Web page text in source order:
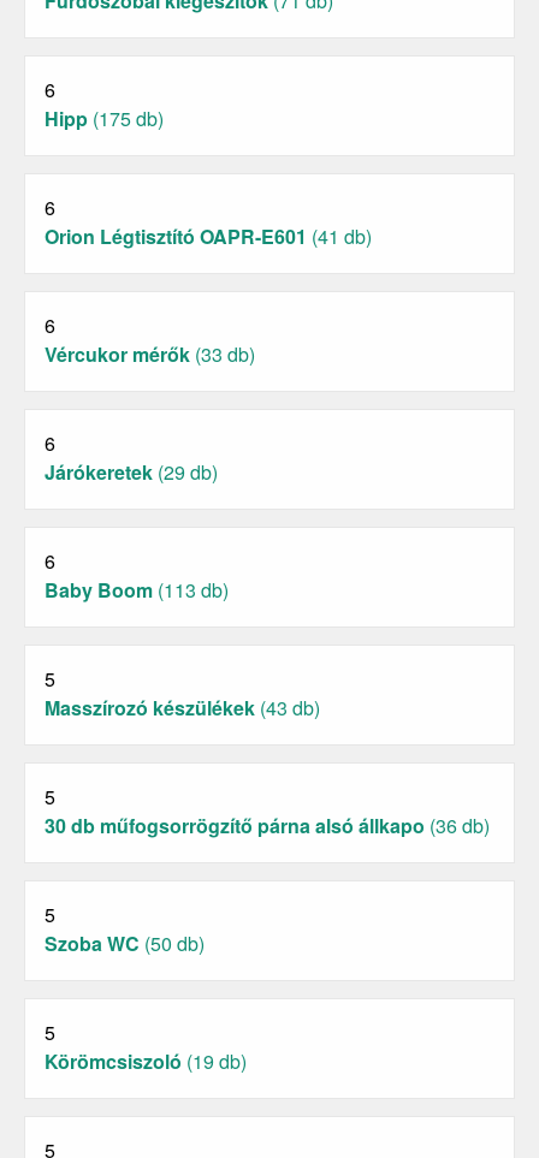
6
Hipp (175 db)
6
Orion Légtisztító OAPR-E601 (41 db)
6
Vércukor mérők (33 db)
6
Járókeretek (29 db)
6
Baby Boom (113 db)
5
Masszírozó készülékek (43 db)
5
30 db műfogsorrögzítő párna alsó állkapo (36 db)
5
Szoba WC (50 db)
5
Körömcsiszoló (19 db)
5